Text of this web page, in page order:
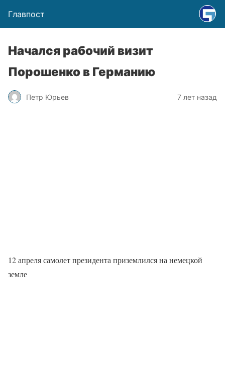
Главпост
Начался рабочий визит
Порошенко в Германию
Петр Юрьев 7 лет назад
12 апреля самолет президента приземлился на немецкой
земле